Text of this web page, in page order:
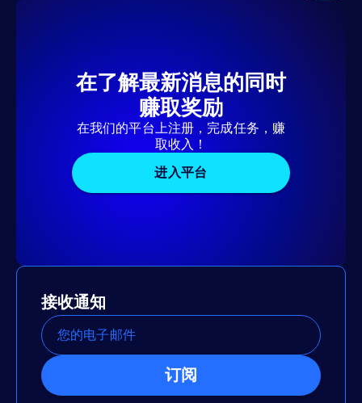
在了解最新消息的同时
赚取奖励
在我们的平台上注册，完成任务，赚
取收入！
进入平台
接收通知
订阅